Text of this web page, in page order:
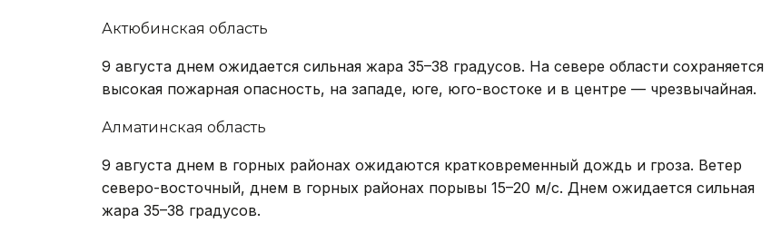
Актюбинская область
9 августа днем ожидается сильная жара 35–38 градусов. На севере области сохраняется
высокая пожарная опасность, на западе, юге, юго-востоке и в центре — чрезвычайная.
Алматинская область
9 августа днем в горных районах ожидаются кратковременный дождь и гроза. Ветер
северо-восточный, днем в горных районах порывы 15–20 м/с. Днем ожидается сильная
жара 35–38 градусов.